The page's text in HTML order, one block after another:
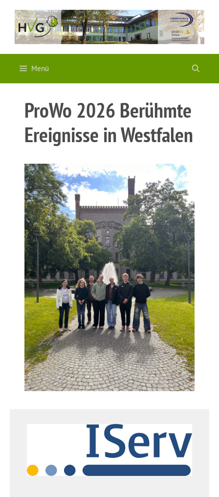
Inhalt
springen
Menü
ProWo 2026 Berühmte
Ereignisse in Westfalen